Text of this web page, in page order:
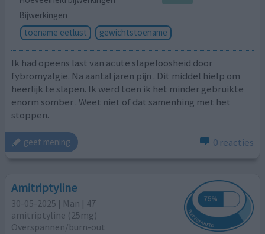
Bijwerkingen
toename eetlust
gewichtstoename
Ik had opeens last van acute slapeloosheid door
fybromyalgie. Na aantal jaren pijn . Dit middel hielp om
heerlijk te slapen. Ik werd toen ik het minder gebruikte
enorm somber . Weet niet of dat samenhing met het
stoppen.
geef mening 0 reacties
Amitriptyline
30-05-2025 | Man | 47
amitriptyline (25mg)
Overspannen/burn-out